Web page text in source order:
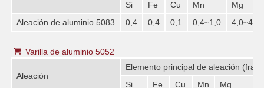
Si
Fe Cu Mn
Mg
Aleación de aluminio 5083
0,4 0,4 0,1 0,4~1,0 4,0~4,9
Varilla de aluminio 5052
Aleación
Elemento principal de aleación
Si
Fe Cu Mn Mg